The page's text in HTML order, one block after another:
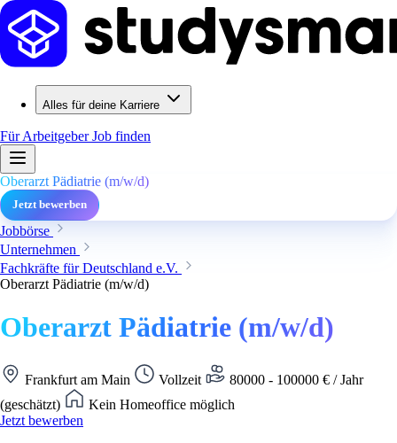
Alles für deine Karriere
Für ArbeitgeberJob finden
Oberarzt Pädiatrie (m/w/d)
Jetzt bewerben
Jobbörse
Unternehmen
Fachkräfte für Deutschland e.V.
Oberarzt Pädiatrie (m/w/d)
Oberarzt Pädiatrie (m/w/d)
Frankfurt am Main Vollzeit
80000 - 100000 € / Jahr
(geschätzt)
Kein Homeoffice möglich
Jetzt bewerben